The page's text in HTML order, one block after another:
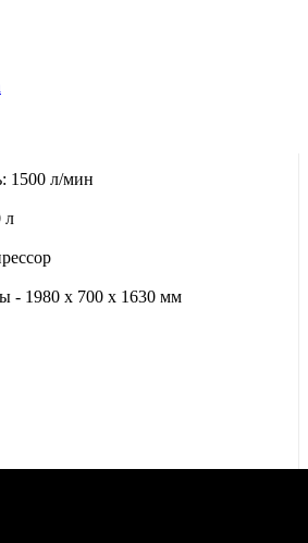
1500 л/мин
л
- 1980 x 700 x 1630 мм